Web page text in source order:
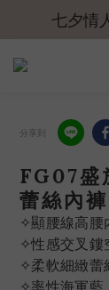
七夕情
分享到
FG07盛
蕾絲內
✧顯腰線高腰
✧性感交叉鏤
✧柔軟細緻蕾